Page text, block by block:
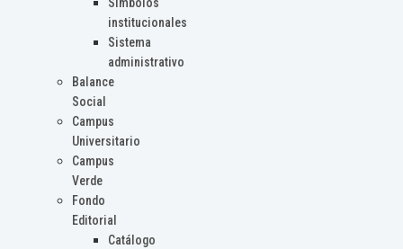
Símbolos
institucionales
Sistema
administrativo
Balance
Social
Campus
Universitario
Campus
Verde
Fondo
Editorial
Catálogo